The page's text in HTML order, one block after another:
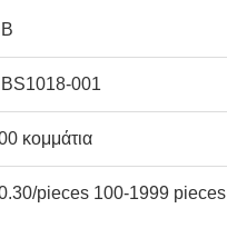
001
κομμάτια
pieces 100-1999 pieces